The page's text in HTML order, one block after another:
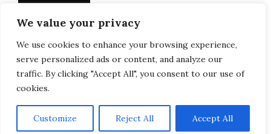
We value your privacy
We use cookies to enhance your browsing experience,
serve personalized ads or content, and analyze our
traffic. By clicking "Accept All", you consent to our use of
cookies.
Customize Reject All Accept All
Página
1 Página
2 … Página
5 Siguiente→
AVISO LEGAL, POLITICA DE PRIVACIDAD, COOKIES